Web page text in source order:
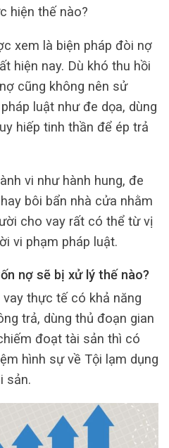
hiện thế nào?
xem là biện pháp đòi nợ
hiện nay. Dù khó thu hồi
cũng không nên sử
luật như đe dọa, dùng
hiếp tinh thần để ép trả
vi như hành hung, đe
bôi bẩn nhà cửa nhằm
cho vay rất có thể từ vị
vi phạm pháp luật.
nợ sẽ bị xử lý thế nào?
thực tế có khả năng
trả, dùng thủ đoạn gian
đoạt tài sản thì có
hình sự về Tội lạm dụng
sản.